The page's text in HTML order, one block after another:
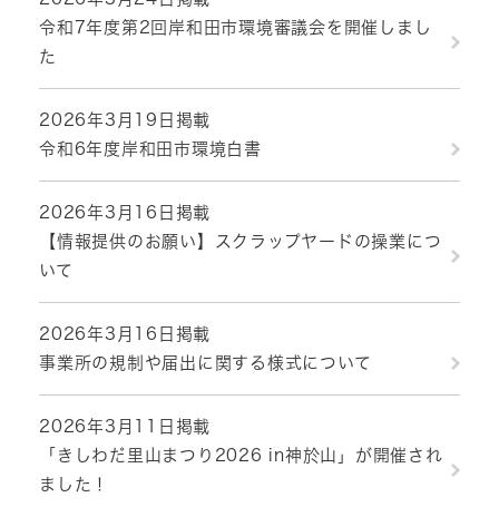
令和7年度第2回岸和田市環境審議会を開催しまし
た
2026年3月19日掲載
令和6年度岸和田市環境白書
2026年3月16日掲載
【情報提供のお願い】スクラップヤードの操業につ
いて
2026年3月16日掲載
事業所の規制や届出に関する様式について
2026年3月11日掲載
「きしわだ里山まつり2026 in神於山」が開催され
ました！